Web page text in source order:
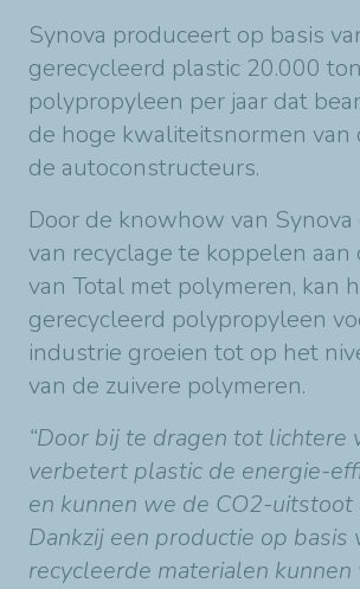
Synova produceert op basis
gerecycleerd plastic 20.000 ton
polypropyleen per jaar dat
de hoge kwaliteitsnormen van
de autoconstructeurs.
Door de knowhow van
van recyclage te koppelen
van Total met polymeren, kan
gerecycleerd polypropyleen
industrie groeien tot op het
van de zuivere polymeren.
“Door bij te dragen tot lichtere
verbetert plastic de energie-
en kunnen we de CO2-uitstoot
Dankzij een productie op basis
recycleerde materialen kunnen